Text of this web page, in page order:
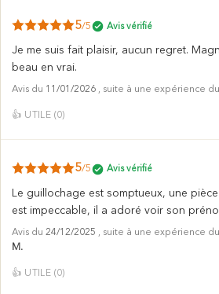
5/5 Avis vérifié
Je me suis fait plaisir, aucun regret.
beau en vrai.
Avis du 11/01/2026 , suite à une expérience du
👍 UTILE (0)
5/5 Avis vérifié
Le guillochage est somptueux, une
est impeccable, il a adoré voir son
Avis du 24/12/2025 , suite à une expérience du
M.
👍 UTILE (0)